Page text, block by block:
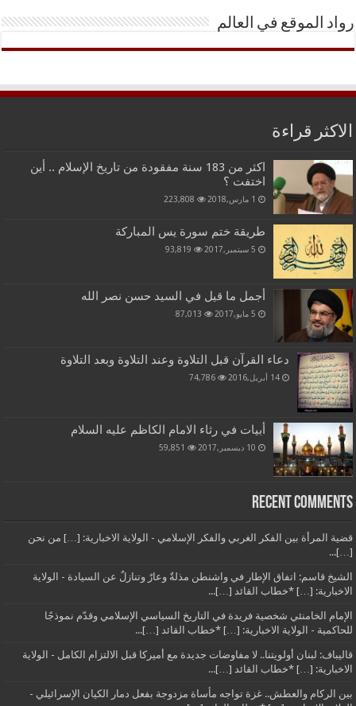
رواد الموقع في العالم
الاكثر قراءة
اكثر من 183 سنة مفقودة من تاريخ الإسلام .. أين
اختفت ؟
1 مارس,2018 223,808
طريقة ختم سورة يس المباركة
5 سبتمبر,2017 93,819
أجمل ما قيل في السيد حسن نصر الله
5 مايو,2017 87,013
دعاء القرآن قبل التلاوة وعند التلاوة وبعد التلاوة
14 أبريل,2016 74,786
أبيات في رثاء الامام الكاظم عليه السلام
10 ديسمبر,2017 59,851
Recent Comments
قضية المرأة بين الفكر الغربي والفكر الإسلامي - الولاية الاخبارية: […] من نحن
[…]...
الشيخ قاسم: اتفاق الإطار في واشنطن مذلةٌ وعارٌ وتنازلٌ عن السيادة - الولاية
الاخبارية: […] *خطاب القائد […]...
الإمام الخامنئي شخصية فريدة في التاريخ السياسي الإسلامي وقدّم نموذجًا
للحاكمية - الولاية الاخبارية: […] *خطاب القائد […]...
قاليباف: لبنان أولويتنا.. لا مفاوضات جديدة مع أميركا قبل الالتزام الكامل - الولاية
الاخبارية: […] *خطاب القائد […]...
بين الركام والعطش.. غزة تواجه مأساة مزدوجة بفعل دمار الكيان الإسرائيلي -